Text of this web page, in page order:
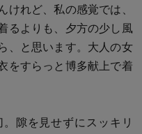
けれど、私の感覚では、
るよりも、夕方の少し風
、と思います。大人の女
をすらっと博多献上で着
隙を見せずにスッキリ